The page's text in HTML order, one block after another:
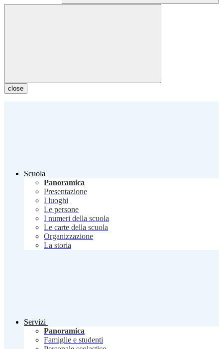
close
Scuola
Panoramica
Presentazione
I luoghi
Le persone
I numeri della scuola
Le carte della scuola
Organizzazione
La storia
Servizi
Panoramica
Famiglie e studenti